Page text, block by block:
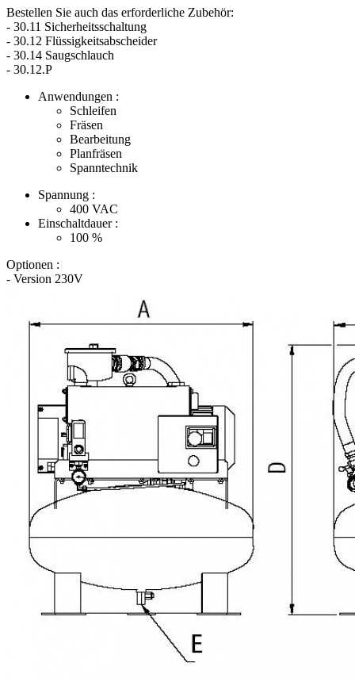
Bestellen Sie auch das erforderliche Zubehör:
- 30.11 Sicherheitsschaltung
- 30.12 Flüssigkeitsabscheider
- 30.14 Saugschlauch
- 30.12.P
Anwendungen :
Schleifen
Fräsen
Bearbeitung
Planfräsen
Spanntechnik
Spannung :
400 VAC
Einschaltdauer :
100 %
Optionen :
- Version 230V